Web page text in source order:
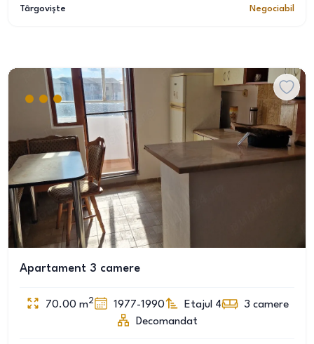
Târgoviște Negociabil
Apartament 3 camere
70.00 m2 1977-1990 Etajul 4 3 camere
Decomandat